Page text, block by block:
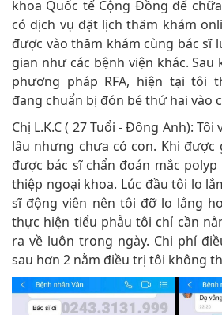
khoa Quốc tế Cộng Đồng để
có dịch vụ đặt lịch thăm khám
được vào thăm khám cùng bác sĩ
gian như các bệnh viện khác.
phương pháp RFA, hiện tại tôi
đang chuẩn bị đón bé thứ hai vào
Chị L.K.C ( 27 Tuổi - Đông Anh):
lâu nhưng chưa có con. Khi
được bác sĩ chẩn đoán mắc
thiệp ngoại khoa. Lúc đầu tôi lo
sĩ động viên nên tôi đỡ lo lắng
thực hiện tiểu phẫu tôi chỉ cần
ra về luôn trong ngày. Chi phí
sau hơn 2 nằm điều trị tôi không